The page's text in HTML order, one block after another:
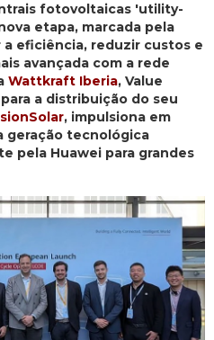
fotovoltaicas 'utility-
etapa, marcada pela
eficiência, reduzir custos e
avançada com a rede
Wattkraft Iberia, Value
a distribuição do seu
, impulsiona em
geração tecnológica
pela Huawei para grandes